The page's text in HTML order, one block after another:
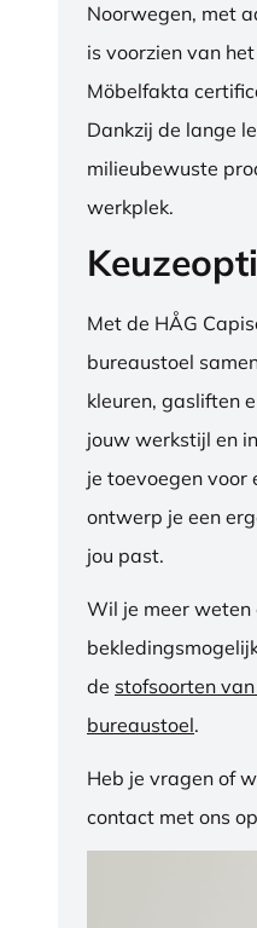
Noorwegen, met
is voorzien van
Möbelfakta
Dankzij de lange
milieubewuste
werkplek.
Met de HÅG
bureaustoel
kleuren, gasliften
jouw werkstijl en
je toevoegen voor
ontwerp je een
jou past.
Wil je meer weten
de stofsoorten
bureaustoel.
Heb je vragen of
contact met ons